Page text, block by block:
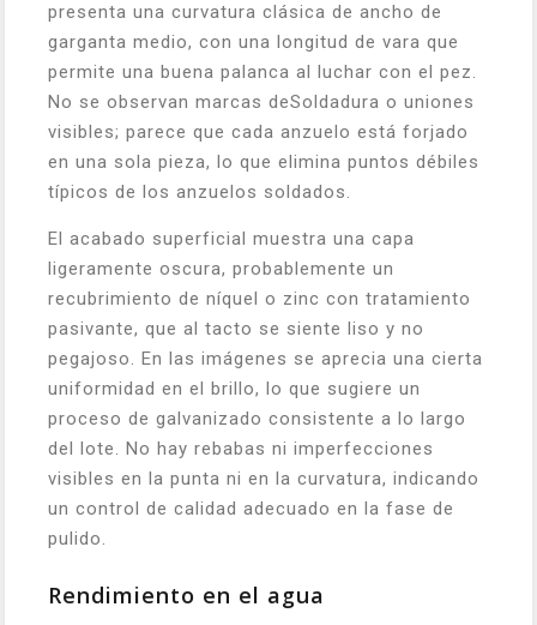
presenta una curvatura clásica de ancho de
garganta medio, con una longitud de vara que
permite una buena palanca al luchar con el pez.
No se observan marcas deSoldadura o uniones
visibles; parece que cada anzuelo está forjado
en una sola pieza, lo que elimina puntos débiles
típicos de los anzuelos soldados.
El acabado superficial muestra una capa
ligeramente oscura, probablemente un
recubrimiento de níquel o zinc con tratamiento
pasivante, que al tacto se siente liso y no
pegajoso. En las imágenes se aprecia una cierta
uniformidad en el brillo, lo que sugiere un
proceso de galvanizado consistente a lo largo
del lote. No hay rebabas ni imperfecciones
visibles en la punta ni en la curvatura, indicando
un control de calidad adecuado en la fase de
pulido.
Rendimiento en el agua